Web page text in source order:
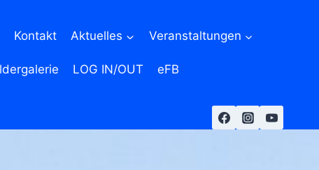
Kontakt Aktuelles Veranstaltungen
LOG IN/OUT eFB